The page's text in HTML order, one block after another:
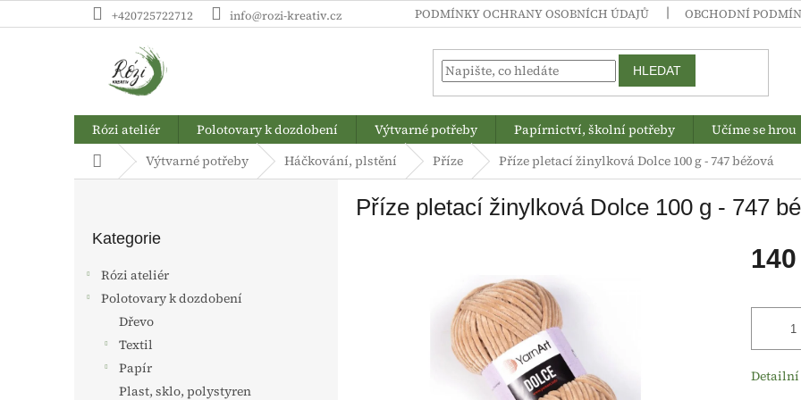
na
+420725722712 info@rozi-kreativ.cz PODMÍNKY OCHRANY OSOBNÍCH ÚDAJŮ OBCHODNÍ
HLEDAT
Rózi ateliér Polotovary k dozdobení Výtvarné potřeby Papírnictví, školní potřeby Učíme se hrou
Domů Výtvarné potřeby Háčkování, plstění Příze Příze pletací žinylková Dolce 100 g - 747 béžová
kategorie
Kategorie
Rózi ateliér
Polotovary k dozdobení
Dřevo
Textil
Papír
Plast, sklo, polystyren
Příze pletací žinylková Dolce 100 g - 747
cena: